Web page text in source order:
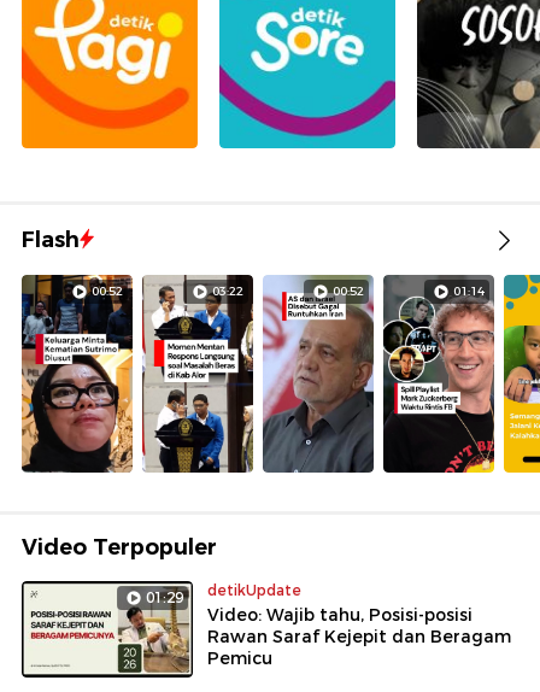
Flash
00:52 03:22 00:52 01:14
Video Terpopuler
01:29 detikUpdate
Video: Wajib tahu, Posisi-posisi
Rawan Saraf Kejepit dan Beragam
Pemicu